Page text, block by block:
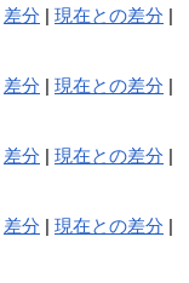
差分 |現在との差分 |
差分 |現在との差分 |
差分 |現在との差分 |
差分 |現在との差分 |